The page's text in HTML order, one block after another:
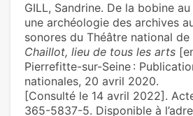
GILL, Sandrine. De la bobine
une archéologie des archives
sonores du Théâtre national de
Chaillot, lieu de tous les arts
Pierrefitte-sur-Seine :
nationales, 20 avril 2020.
[Consulté le 14 avril 2022].
365-5837-5. Disponible à